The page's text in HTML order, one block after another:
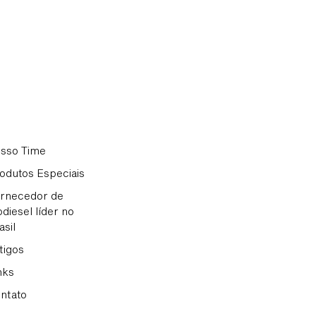
Time
Especiais
de
líder no